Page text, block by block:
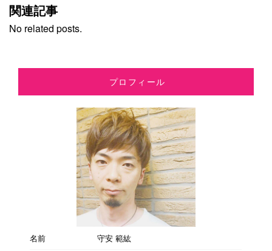
関連記事
No related posts.
プロフィール
名前
守安 範紘